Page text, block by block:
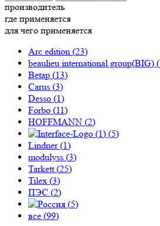
производитель
где применяется
для чего применяется
Arc edition (23)
beaulieu international group(BIG) (
Betap (13)
Carus (3)
Desso (1)
Forbo (11)
HOFFMANN (2)
(5)
Lindner (1)
modulyss (3)
Tarkett (25)
Tilex (3)
ПЭС (2)
(5)
все (99)